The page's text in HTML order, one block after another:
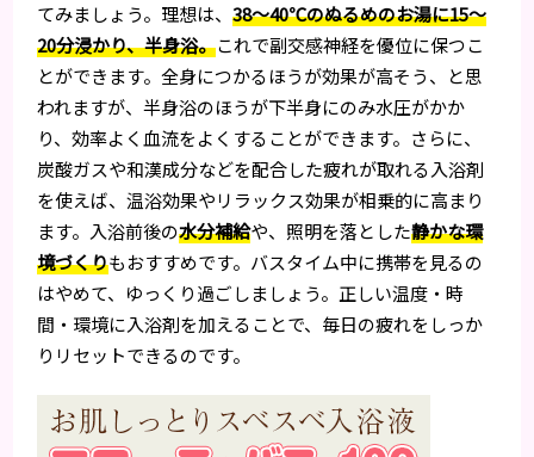
てみましょう。理想は、38〜40℃のぬるめのお湯に15〜
20分浸かり、半身浴。これで副交感神経を優位に保つこ
とができます。全身につかるほうが効果が高そう、と思
われますが、半身浴のほうが下半身にのみ水圧がかか
り、効率よく血流をよくすることができます。さらに、
炭酸ガスや和漢成分などを配合した疲れが取れる入浴剤
を使えば、温浴効果やリラックス効果が相乗的に高まり
ます。入浴前後の水分補給や、照明を落とした静かな環
境づくりもおすすめです。バスタイム中に携帯を見るの
はやめて、ゆっくり過ごしましょう。正しい温度・時
間・環境に入浴剤を加えることで、毎日の疲れをしっか
りリセットできるのです。